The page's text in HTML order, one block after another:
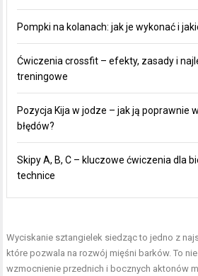
Pompki na kolanach: jak je wykonać i
Ćwiczenia crossfit – efekty, zasady i
treningowe
Pozycja Kija w jodze – jak ją poprawnie
błędów?
Skipy A, B, C – kluczowe ćwiczenia dla
technice
Wyciskanie sztangielek siedząc to jedno z
które pozwala na rozwój mięśni barków. To
wzmocnienie przednich i bocznych aktonów